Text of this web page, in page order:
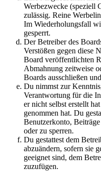
Werbezwecke (speziell
zulässig. Reine
Im Wiederholungsfall
gesperrt.
Der Betreiber des
Verstößen gegen diese
Board veröffentlichten
Abmahnung zeitweise
Boards ausschließen
Du nimmst zur
Verantwortung für die
er nicht selbst erstellt
genommen hat. Du
Benutzerkonto,
oder zu sperren.
Du gestattest dem
abzuändern, sofern sie
geeignet sind, dem
zuzufügen.